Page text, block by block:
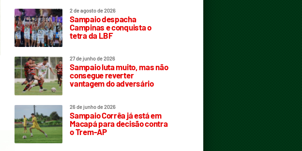
2 de agosto de 2026
Sampaio despacha
Campinas e conquista o
tetra da LBF
27 de junho de 2026
Sampaio luta muito, mas não
consegue reverter
vantagem do adversário
26 de junho de 2026
Sampaio Corrêa já está em
Macapá para decisão contra
o Trem-AP